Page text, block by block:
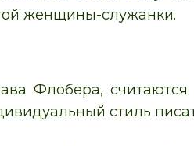
женщины-служанки.
Флобера, считаются
стиль